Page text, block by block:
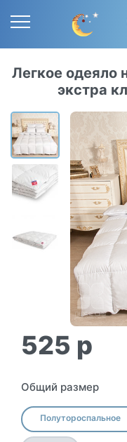
Легкое одеяло
экстра
525 p
Общий размер
Полутороспальное